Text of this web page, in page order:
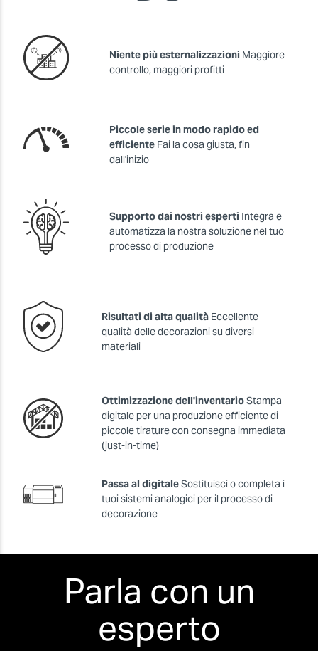
Niente più esternalizzazioni Maggiore
controllo, maggiori profitti
Piccole serie in modo rapido ed
efficiente Fai la cosa giusta, fin
dall'inizio
Supporto dai nostri esperti Integra e
automatizza la nostra soluzione nel tuo
processo di produzione
Risultati di alta qualità Eccellente
qualità delle decorazioni su diversi
materiali
Ottimizzazione dell'inventarioStampa
digitale per una produzione efficiente di
piccole tirature con consegna immediata
(just-in-time)
Passa al digitaleSostituisci o completa i
tuoi sistemi analogici per il processo di
decorazione
Parla con un
esperto